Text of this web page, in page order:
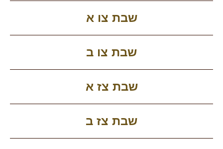
שבת צו א
שבת צו ב
שבת צז א
שבת צז ב